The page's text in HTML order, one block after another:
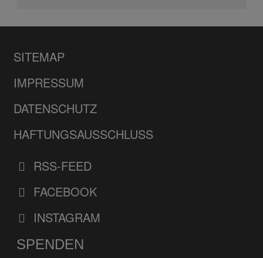
SITEMAP
IMPRESSUM
DATENSCHUTZ
HAFTUNGSAUSSCHLUSS
RSS-FEED
FACEBOOK
INSTAGRAM
SPENDEN